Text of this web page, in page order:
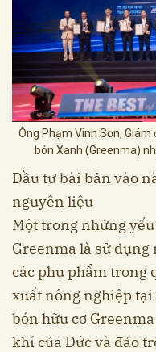
Ông Phạm Vinh Sơn, Giám
bón Xanh (Greenma)
Đầu tư bài bản vào
nguyên liệu
Một trong những
Greenma là sử
các phụ phẩm trong
xuất nông nghiệp
bón hữu cơ
khí của Đức và đảo